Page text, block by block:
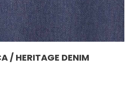
/ HERITAGE DENIM